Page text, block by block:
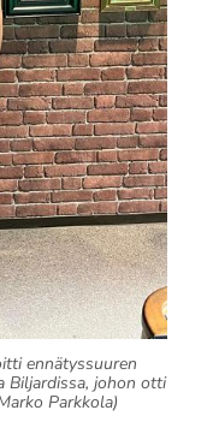
ennätyssuuren
Biljardissa, johon otti
Parkkola)